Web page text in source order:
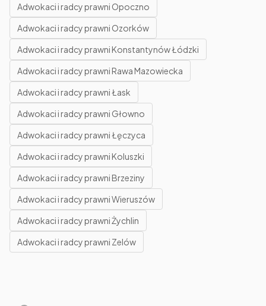
Adwokaci i radcy prawni Opoczno
Adwokaci i radcy prawni Ozorków
Adwokaci i radcy prawni Konstantynów Łódzki
Adwokaci i radcy prawni Rawa Mazowiecka
Adwokaci i radcy prawni Łask
Adwokaci i radcy prawni Głowno
Adwokaci i radcy prawni Łęczyca
Adwokaci i radcy prawni Koluszki
Adwokaci i radcy prawni Brzeziny
Adwokaci i radcy prawni Wieruszów
Adwokaci i radcy prawni Żychlin
Adwokaci i radcy prawni Zelów